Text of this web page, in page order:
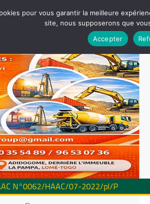
N°0062/HAAC/07-2022/pl/P
pour vous garantir la meilleure
site, nous supposerons que
Accepter